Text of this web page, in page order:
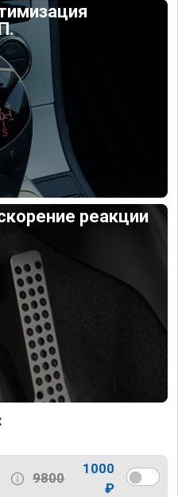
реакции
9800
1000
₽